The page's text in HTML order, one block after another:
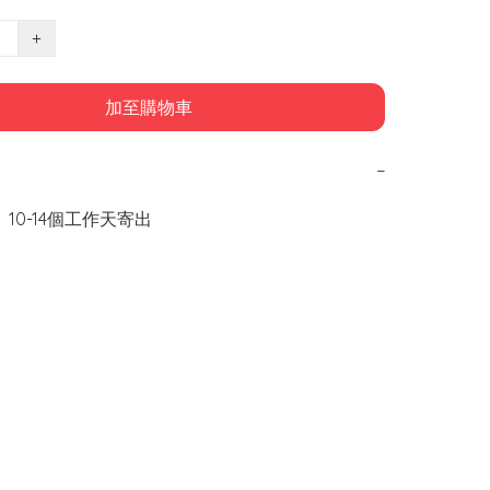
+
加至購物車
−
10-14個工作天寄出